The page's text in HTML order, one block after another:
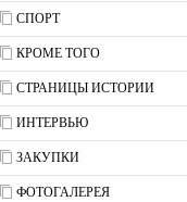
СПОРТ
КРОМЕ ТОГО
СТРАНИЦЫ ИСТОРИИ
ИНТЕРВЬЮ
ЗАКУПКИ
ФОТОГАЛЕРЕЯ